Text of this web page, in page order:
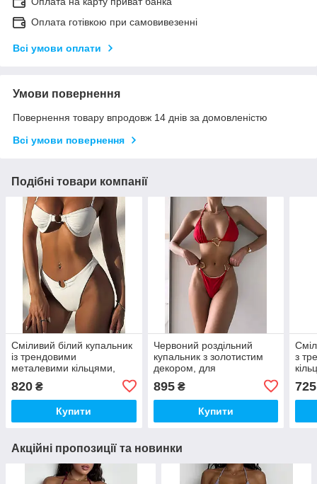
Оплата готівкою при самовивезенні
Всі умови оплати
Умови повернення
Повернення товару впродовж 14 днів за домовленістю
Всі умови повернення
Подібні товари компанії
Сміливий білий купальник
із трендовими
металевими кільцями,
820 ₴
Купити
Червоний роздільний
купальник з золотистим
декором, для
895₴
Купити
з
725
Акційні пропозиції та новинки